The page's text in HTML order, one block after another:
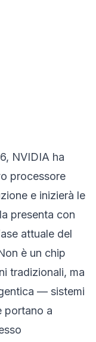
NVIDIA ha
processore
e inizierà le
presenta con
attuale del
è un chip
tradizionali, ma
— sistemi
portano a